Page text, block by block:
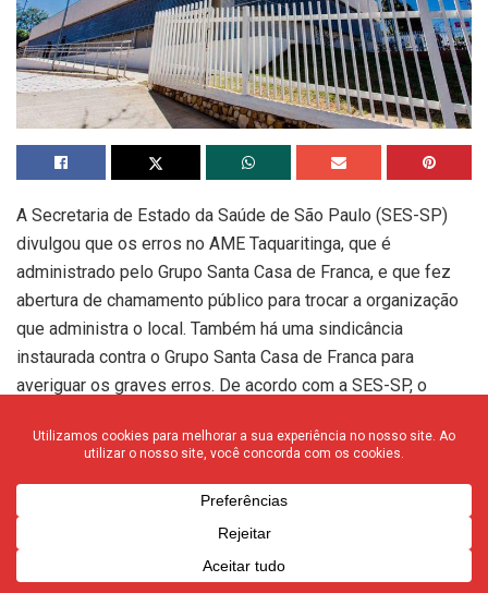
A Secretaria de Estado da Saúde de São Paulo (SES-SP)
divulgou que os erros no AME Taquaritinga, que é
administrado pelo Grupo Santa Casa de Franca, e que fez
abertura de chamamento público para trocar a organização
que administra o local. Também há uma sindicância
instaurada contra o Grupo Santa Casa de Franca para
averiguar os graves erros. De acordo com a SES-SP, o
informar o problema.
“A Secretaria de Estado da Saúde de São Paulo (SES-SP)
lamenta profundamente o ocorrido com os pacientes do
Ambulatório Médico de Especialidades (AME) de
Taquaritinga, em outubro do ano passado. Diante das